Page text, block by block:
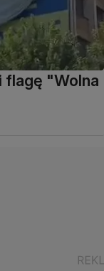
flagę "Wolna